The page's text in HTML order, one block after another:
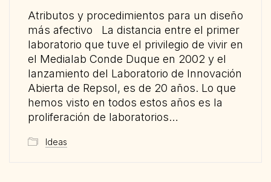
Atributos y procedimientos para un diseño
más afectivo La distancia entre el primer
laboratorio que tuve el privilegio de vivir en
el Medialab Conde Duque en 2002 y el
lanzamiento del Laboratorio de Innovación
Abierta de Repsol, es de 20 años. Lo que
hemos visto en todos estos años es la
proliferación de laboratorios…
Ideas